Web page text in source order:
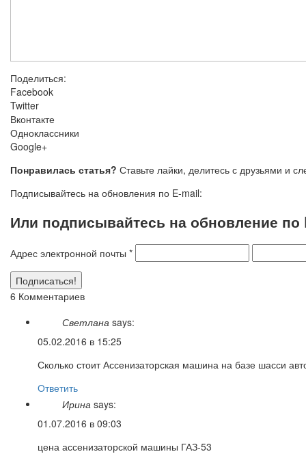
Поделиться:
Facebook
Twitter
Вконтакте
Одноклассники
Google+
Понравилась статья? Ставьте лайки, делитесь с друзьями и
Подписывайтесь на обновления по E-mail:
Или подписывайтесь на обновление по
Адрес электронной почты *
6 Комментариев
Светлана says:
05.02.2016 в 15:25
Сколько стоит Ассенизаторская машина на базе шасси
Ответить
Ирина says:
01.07.2016 в 09:03
цена ассенизаторской машины ГАЗ-53